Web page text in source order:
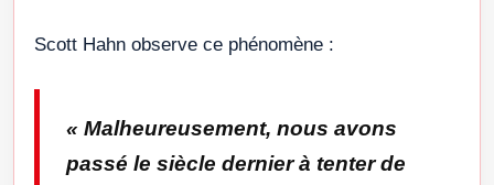
Scott Hahn observe ce phénomène :
« Malheureusement, nous avons
passé le siècle dernier à tenter de